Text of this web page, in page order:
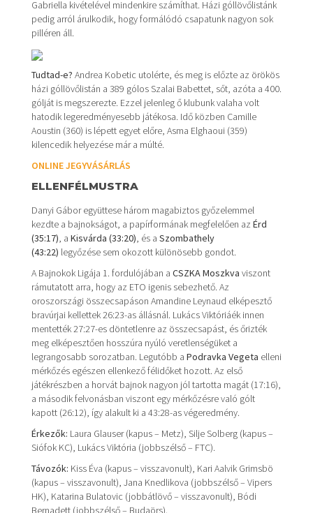
Gabriella kivételével mindenkire számíthat. Házi góllövőlistánk
pedig arról árulkodik, hogy formálódó csapatunk nagyon sok
pilléren áll.
Tudtad-e? Andrea Kobetic utolérte, és meg is előzte az örökös
házi góllövőlistán a 389 gólos Szalai Babettet, sőt, azóta a 400.
gólját is megszerezte. Ezzel jelenleg ő klubunk valaha volt
hatodik legeredményesebb játékosa. Idő közben Camille
Aoustin (360) is lépett egyet előre, Asma Elghaoui (359)
kilencedik helyezése már a múlté.
ONLINE JEGYVÁSÁRLÁS
ELLENFÉLMUSTRA
Danyi Gábor együttese három magabiztos győzelemmel
kezdte a bajnokságot, a papírformának megfelelően az Érd
(35:17), a Kisvárda (33:20), és a Szombathely
(43:22) legyőzése sem okozott különösebb gondot.
A Bajnokok Ligája 1. fordulójában a CSZKA Moszkva viszont
rámutatott arra, hogy az ETO igenis sebezhető. Az
oroszországi összecsapáson Amandine Leynaud elképesztő
bravúrjai kellettek 26:23-as állásnál. Lukács Viktóriáék innen
mentették 27:27-es döntetlenre az összecsapást, és őrizték
meg elképesztően hosszúra nyúló veretlenségüket a
legrangosabb sorozatban. Legutóbb a Podravka Vegeta elleni
mérkőzés egészen ellenkező félidőket hozott. Az első
játékrészben a horvát bajnok nagyon jól tartotta magát (17:16),
a második felvonásban viszont egy mérkőzésre való gólt
kapott (26:12), így alakult ki a 43:28-as végeredmény.
Érkezők: Laura Glauser (kapus – Metz), Silje Solberg (kapus –
Siófok KC), Lukács Viktória (jobbszélső – FTC).
Távozók: Kiss Éva (kapus – visszavonult), Kari Aalvik Grimsbö
(kapus – visszavonult), Jana Knedlikova (jobbszélső – Vipers
HK), Katarina Bulatovic (jobbátlövő – visszavonult), Bódi
Bernadett (jobbszélső – Budaörs).